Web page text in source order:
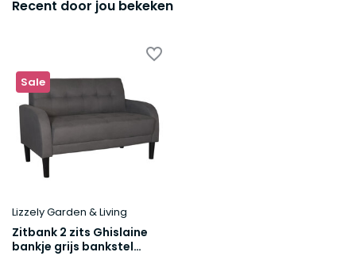
Recent door jou bekeken
Sale
Lizzely Garden & Living
Zitbank 2 zits Ghislaine
bankje grijs bankstel